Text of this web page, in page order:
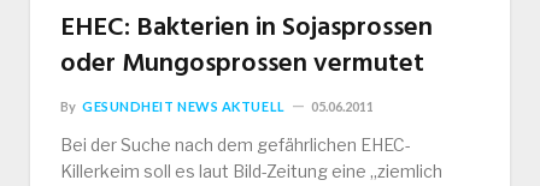
EHEC: Bakterien in Sojasprossen
oder Mungosprossen vermutet
By GESUNDHEIT NEWS AKTUELL 05.06.2011
Bei der Suche nach dem gefährlichen EHEC-
Killerkeim soll es laut Bild-Zeitung eine „ziemlich